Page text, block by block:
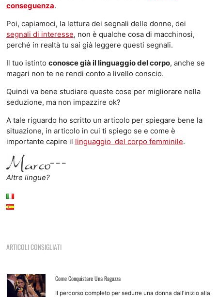
conseguenza.
Poi, capiamoci, la lettura dei segnali delle donne, dei
segnali di interesse, non è qualche cosa di macchinosi,
perché in realtà tu sai già leggere questi segnali.
Il tuo istinto conosce già il linguaggio del corpo, anche se
magari non te ne rendi conto a livello conscio.
Quindi va bene studiare queste cose per migliorare nella
seduzione, ma non impazzire ok?
A tale riguardo ho scritto un articolo per spiegare bene la
situazione, in articolo in cui ti spiego se e come è
importante capire il linguaggio del corpo femminile.
– – –
Altre lingue?
ARTICOLI CONSIGLIATI
Come Conquistare Una Ragazza
Il percorso completo per sedurre una donna dall'inizio alla